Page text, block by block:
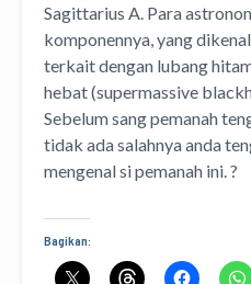
Sagittarius A. Para
komponennya, yang
terkait dengan lubang
hebat (supermassive
Sebelum sang pemanah
tidak ada salahnya anda
mengenal si pemanah ini. ?
Bagikan: